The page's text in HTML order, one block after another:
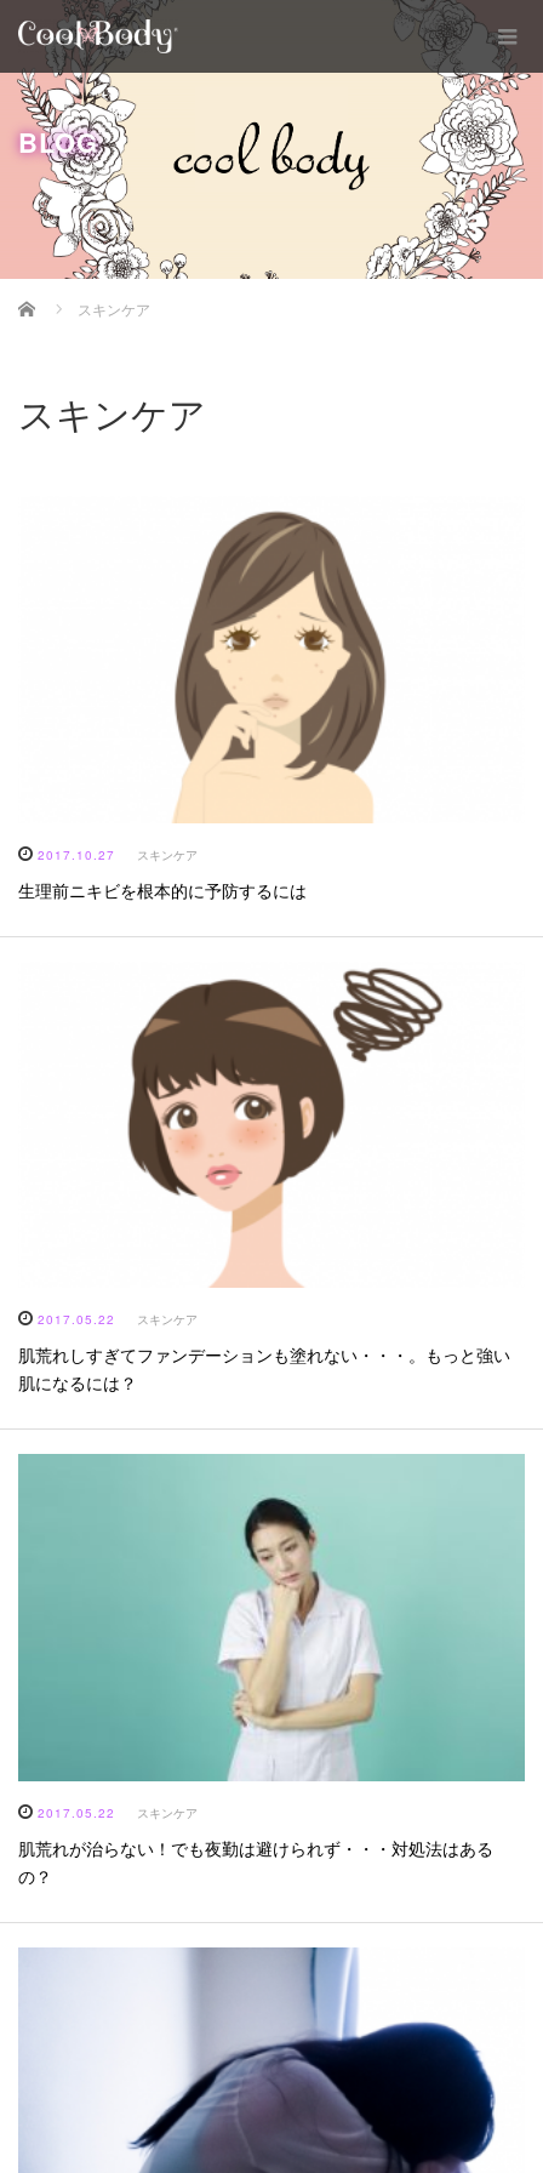
BLOG
Home スキンケア
スキンケア
2017.10.27 スキンケア
生理前ニキビを根本的に予防するには
2017.05.22 スキンケア
肌荒れしすぎてファンデーションも塗れない・・・。もっと強い
肌になるには？
2017.05.22 スキンケア
肌荒れが治らない！でも夜勤は避けられず・・・対処法はある
の？